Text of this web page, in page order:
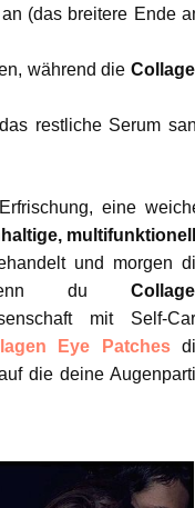
(das breitere Ende
während die
restliche Serum
eine
und morgen
Wenn du
mit Self-
Eye Patches
die deine